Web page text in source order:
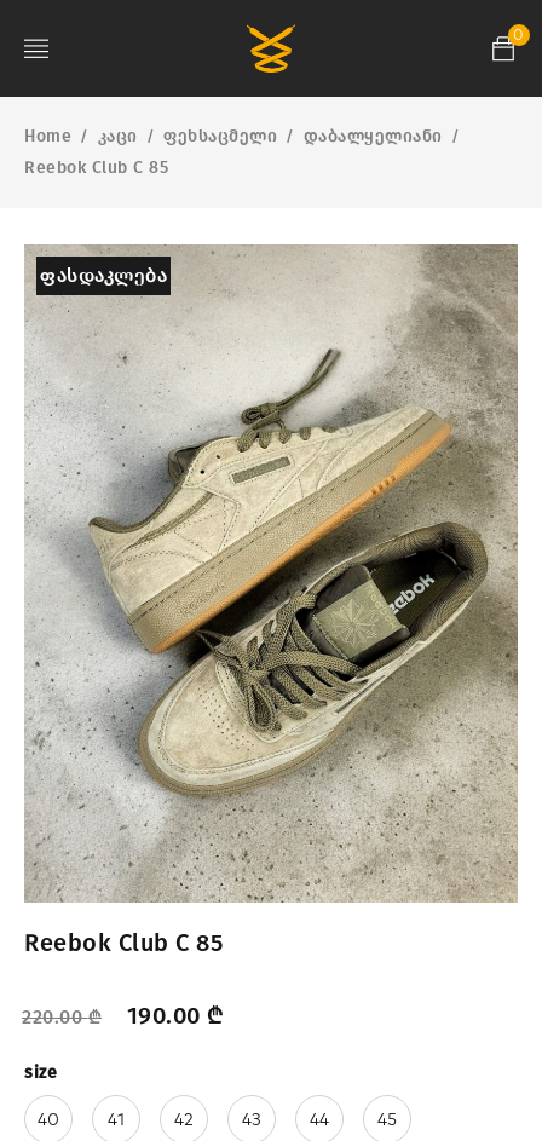
0
Home / კაცი / ფეხსაცმელი / დაბალყელიანი /
Reebok Club C 85
ᲤᲐᲡᲓᲐᲙᲚᲔᲑᲐ
Reebok Club C 85
220.00₾ 190.00 ₾
size
40 41 42 43 44 45